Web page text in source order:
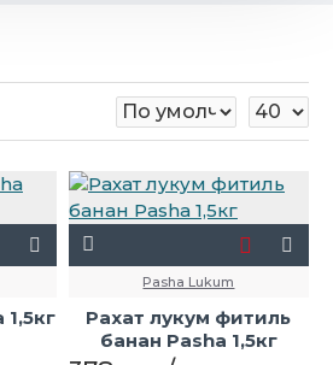
Pasha Lukum
Рахат лукум фитиль
банан Pasha 1,5кг